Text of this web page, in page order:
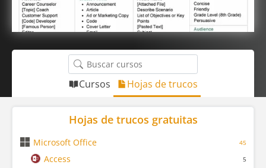
Cursos Hojas de trucos
Hojas de trucos gratuitas
Microsoft Office 45
Access 5